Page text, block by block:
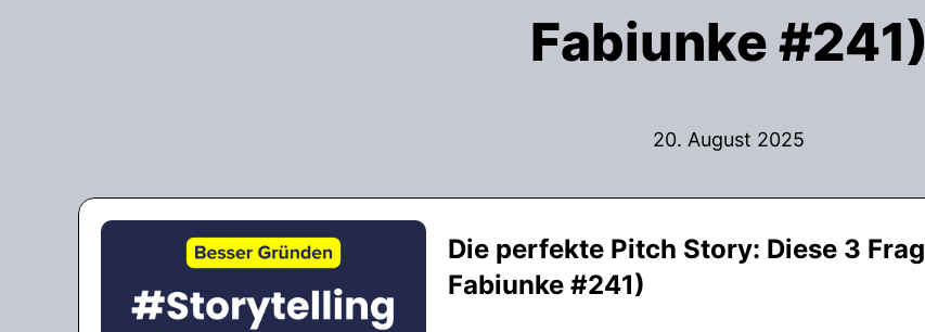
Fabiunke #241)
20. August 2025